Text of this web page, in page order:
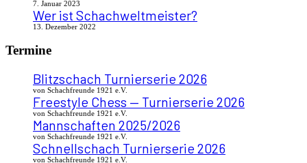
7. Januar 2023
Wer ist Schachweltmeister?
13. Dezember 2022
Termine
Blitzschach Turnierserie 2026
von Schachfreunde 1921 e.V.
Freestyle Chess — Turnierserie 2026
von Schachfreunde 1921 e.V.
Mannschaften 2025/2026
von Schachfreunde 1921 e.V.
Schnellschach Turnierserie 2026
von Schachfreunde 1921 e.V.